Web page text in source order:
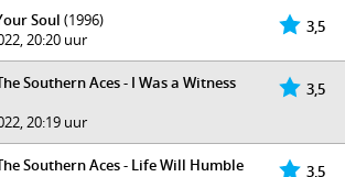
3,5
Soul (1996)
20:20 uur
3,5
Southern Aces - I Was a Witness
20:19 uur
3,5
Southern Aces - Life Will Humble